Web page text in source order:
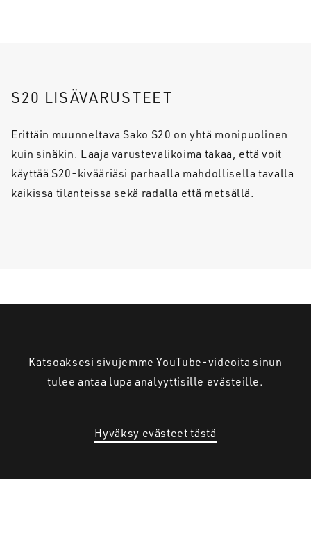
S20 LISÄVARUSTEET
Erittäin muunneltava Sako S20 on yhtä monipuolinen
kuin sinäkin. Laaja varustevalikoima takaa, että voit
käyttää S20-kivääriäsi parhaalla mahdollisella tavalla
kaikissa tilanteissa sekä radalla että metsällä.
Katsoaksesi sivujemme YouTube-videoita sinun
tulee antaa lupa analyyttisille evästeille.
Hyväksy evästeet tästä